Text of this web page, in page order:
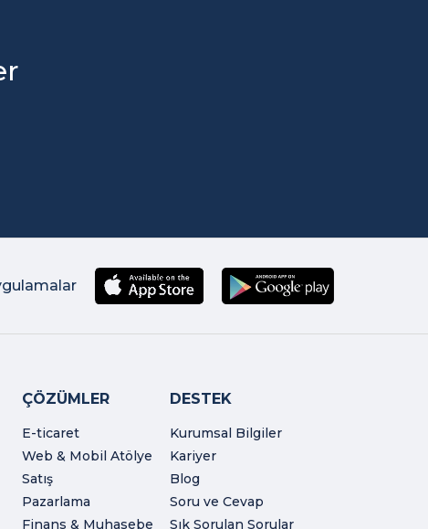
ÇÖZÜMLER
E-ticaret
Web & Mobil Atölye
Satış
Pazarlama
Finans & Muhasebe
DESTEK
Kurumsal Bilgiler
Kariyer
Blog
Soru ve Cevap
Sık Sorulan Sorular